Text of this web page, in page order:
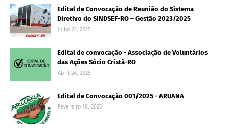
Edital de Convocação de Reunião do Sistema
Diretivo do SINDSEF-RO – Gestão 2023/2025
Julho 22, 2025
Edital de convocação - Associação de Voluntários
das Ações Sócio Cristã-RO
Abril 24, 2025
Edital de Convocação 001/2025 - ARUANA
Fevereiro 18, 2025